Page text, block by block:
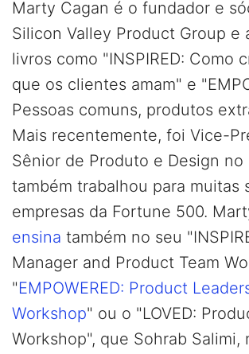
Marty Cagan é o fundador e
Silicon Valley Product Group e
livros como "INSPIRED: Como
que os clientes amam" e
Pessoas comuns, produtos
Mais recentemente, foi Vice-
Sênior de Produto e Design no
também trabalhou para muitas
empresas da Fortune 500.
ensina também no seu
Manager and Product Team
"EMPOWERED: Product
Workshop" ou o "LOVED:
Workshop", que Sohrab Salimi,